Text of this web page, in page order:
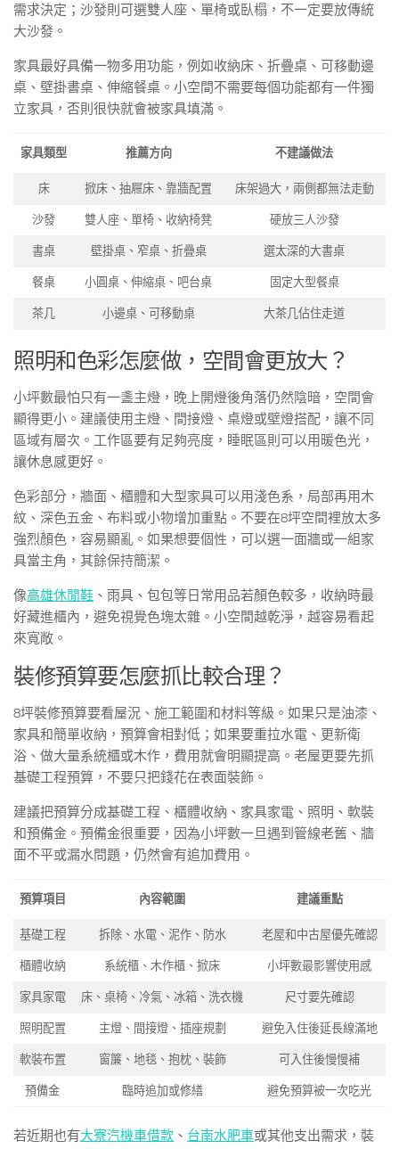
需求決定；沙發則可選雙人座、單椅或臥榻，不一定要放傳統
大沙發。
家具最好具備一物多用功能，例如收納床、折疊桌、可移動邊
桌、壁掛書桌、伸縮餐桌。小空間不需要每個功能都有一件獨
立家具，否則很快就會被家具填滿。
家具類型 推薦方向 不建議做法
床 掀床、抽屜床、靠牆配置 床架過大，兩側都無法走動
沙發 雙人座、單椅、收納椅凳 硬放三人沙發
書桌 壁掛桌、窄桌、折疊桌 選太深的大書桌
餐桌 小圓桌、伸縮桌、吧台桌 固定大型餐桌
茶几 小邊桌、可移動桌 大茶几佔住走道
照明和色彩怎麼做，空間會更放大？
小坪數最怕只有一盞主燈，晚上開燈後角落仍然陰暗，空間會
顯得更小。建議使用主燈、間接燈、桌燈或壁燈搭配，讓不同
區域有層次。工作區要有足夠亮度，睡眠區則可以用暖色光，
讓休息感更好。
色彩部分，牆面、櫃體和大型家具可以用淺色系，局部再用木
紋、深色五金、布料或小物增加重點。不要在8坪空間裡放太多
強烈顏色，容易顯亂。如果想要個性，可以選一面牆或一組家
具當主角，其餘保持簡潔。
像高雄休閒鞋 、雨具、包包等日常用品若顏色較多，收納時最
好藏進櫃內，避免視覺色塊太雜。小空間越乾淨，越容易看起
來寬敞。
裝修預算要怎麼抓比較合理？
8坪裝修預算要看屋況、施工範圍和材料等級。如果只是油漆、
家具和簡單收納，預算會相對低；如果要重拉水電、更新衛
浴、做大量系統櫃或木作，費用就會明顯提高。老屋更要先抓
基礎工程預算，不要只把錢花在表面裝飾。
建議把預算分成基礎工程、櫃體收納、家具家電、照明、軟裝
和預備金。預備金很重要，因為小坪數一旦遇到管線老舊、牆
面不平或漏水問題，仍然會有追加費用。
預算項目 內容範圍 建議重點
基礎工程 拆除、水電、泥作、防水 老屋和中古屋優先確認
櫃體收納 系統櫃、木作櫃、掀床 小坪數最影響使用感
家具家電 床、桌椅、冷氣、冰箱、洗衣機 尺寸要先確認
照明配置 主燈、間接燈、插座規劃 避免入住後延長線滿地
軟裝布置 窗簾、地毯、抱枕、裝飾 可入住後慢慢補
預備金 臨時追加或修繕 避免預算被一次吃光
若近期也有大寮汽機車借款 、 台南水肥車或其他支出需求，裝